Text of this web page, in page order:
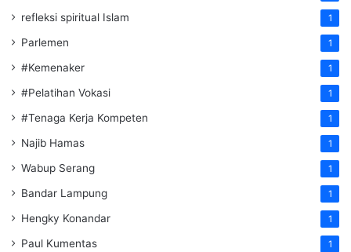
refleksi spiritual Islam 1
Parlemen 1
#Kemenaker 1
#Pelatihan Vokasi 1
#Tenaga Kerja Kompeten 1
Najib Hamas 1
Wabup Serang 1
Bandar Lampung 1
Hengky Konandar 1
Paul Kumentas 1